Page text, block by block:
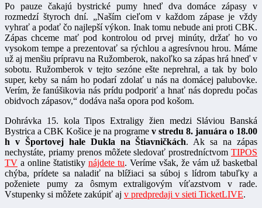
Po pauze čakajú bystrické pumy hneď dva domáce zápasy v
rozmedzí štyroch dní. „Naším cieľom v každom zápase je vždy
vyhrať a podať čo najlepší výkon. Inak tomu nebude ani proti CBK.
Zápas chceme mať pod kontrolou od prvej minúty, držať ho vo
vysokom tempe a prezentovať sa rýchlou a agresívnou hrou. Máme
už aj menšiu prípravu na Ružomberok, nakoľko sa zápas hrá hneď v
sobotu. Ružomberok v tejto sezóne ešte neprehral, a tak by bolo
super, keby sa nám ho podarí zdolať u nás na domácej palubovke.
Verím, že fanúšikovia nás prídu podporiť a hnať nás dopredu počas
obidvoch zápasov,“ dodáva naša opora pod košom.
Dohrávka 15. kola Tipos Extraligy žien medzi Sláviou Banská
Bystrica a CBK Košice je na programe v stredu 8. januára o 18.00
h v Športovej hale Dukla na Štiavničkách. Ak sa na zápas
nechystáte, priamy prenos môžete sledovať prostredníctvom TIPOS
TV a online štatistiky nájdete tu. Veríme však, že vám už basketbal
chýba, prídete sa naladiť na blížiaci sa súboj s lídrom tabuľky a
poženiete pumy za ôsmym extraligovým víťazstvom v rade.
Vstupenky si môžete zakúpiť aj v predpredaji v sieti TicketLIVE.